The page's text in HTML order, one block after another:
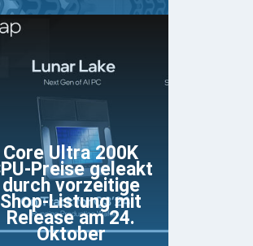
Core Ultra 200K
Preise geleakt
durch vorzeitige
Shop-Listung mit
Release am 24.
Oktober